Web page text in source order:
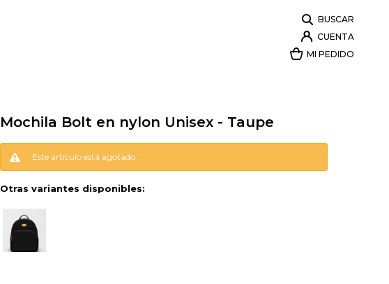
Mochila Bolt en nylon Unisex - Taupe
Este artículo está agotado.
Otras variantes disponibles: